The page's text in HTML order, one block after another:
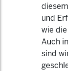
und
wie
Auch
sind